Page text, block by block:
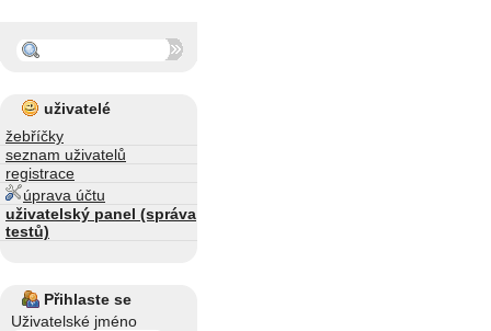
uživatelé
žebříčky
seznam uživatelů
registrace
úprava účtu
uživatelský panel (správa
testů)
Přihlaste se
Uživatelské jméno